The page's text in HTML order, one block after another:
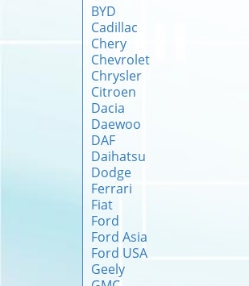
BYD
Cadillac
Chery
Chevrolet
Chrysler
Citroen
Dacia
Daewoo
DAF
Daihatsu
Dodge
Ferrari
Fiat
Ford
Ford Asia
Ford USA
Geely